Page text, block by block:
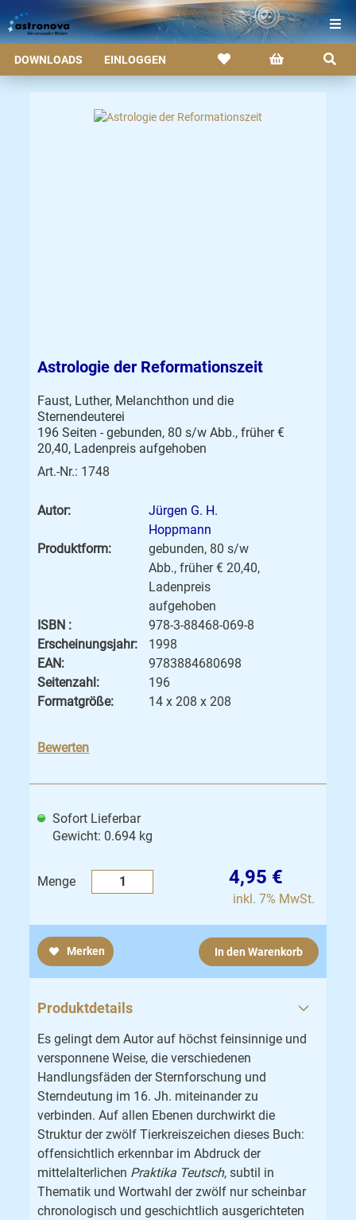
DOWNLOADS EINLOGGEN
Astrologie der Reformationszeit
Faust, Luther, Melanchthon und die
Sternendeuterei
196 Seiten - gebunden, 80 s/w Abb., früher €
20,40, Ladenpreis aufgehoben
Art.-Nr.: 1748
Autor:
Jürgen G. H.
Hoppmann
Produktform:
gebunden, 80 s/w
Abb., früher € 20,40,
Ladenpreis
aufgehoben
ISBN :
978-3-88468-069-8
Erscheinungsjahr:
1998
EAN:
9783884680698
Seitenzahl:
196
Formatgröße:
14 x 208 x 208
Bewerten
Menge 4,95 €
inkl. 7% MwSt.
Sofort Lieferbar
Gewicht: 0.694 kg
Merken In den Warenkorb
Produktdetails
Es gelingt dem Autor auf höchst feinsinnige und
versponnene Weise, die verschiedenen
Handlungsfäden der Sternforschung und
Sterndeutung im 16. Jh. miteinander zu
verbinden. Auf allen Ebenen durchwirkt die
Struktur der zwölf Tierkreiszeichen dieses Buch:
offensichtlich erkennbar im Abdruck der
mittelalterlichen Praktika Teutsch, subtil in
Thematik und Wortwahl der zwölf nur scheinbar
chronologisch und geschichtlich ausgerichteten